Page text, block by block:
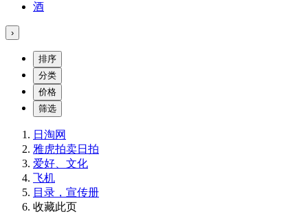
酒
›
排序
分类
价格
筛选
日淘网
雅虎拍卖日拍
爱好、文化
飞机
目录，宣传册
收藏此页